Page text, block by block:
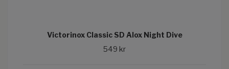
Victorinox Classic SD Alox Night Dive
549 kr